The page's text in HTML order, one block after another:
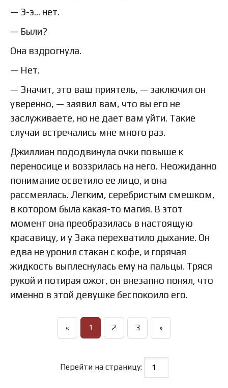
— Э-э… нет.
— Были?
Она вздрогнула.
— Нет.
— Значит, это ваш приятель, — заключил он
уверенно, — заявил вам, что вы его не
заслуживаете, но не дает вам уйти. Такие
случаи встречались мне много раз.
Джиллиан пододвинула очки повыше к
переносице и воззрилась на него. Неожиданно
понимание осветило ее лицо, и она
рассмеялась. Легким, серебристым смешком,
в котором была какая-то магия. В этот
момент она преобразилась в настоящую
красавицу, и у Зака перехватило дыхание. Он
едва не уронил стакан с кофе, и горячая
жидкость выплеснулась ему на пальцы. Тряся
рукой и потирая ожог, он внезапно понял, что
именно в этой девушке беспокоило его.
« 1 2 3 »
Перейти на страницу: